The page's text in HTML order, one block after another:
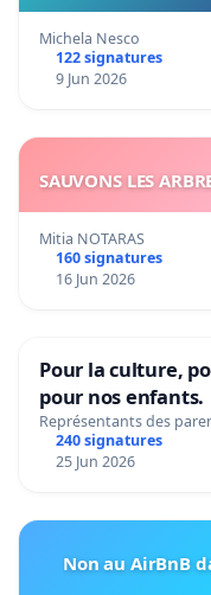
Michela Nesco
122 signatures
9 Jun 2026
SAUVONS LES
Mitia NOTARAS
160 signatures
16 Jun 2026
Pour la culture,
pour nos enfants.
Représentants des
240 signatures
25 Jun 2026
Non au AirBnB